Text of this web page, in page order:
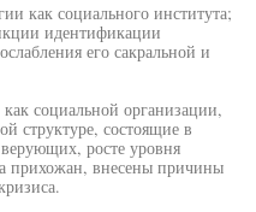
как социального института;
идентификации
его сакральной и
социальной организации,
структуре, состоящие в
росте уровня
прихожан, внесены причины